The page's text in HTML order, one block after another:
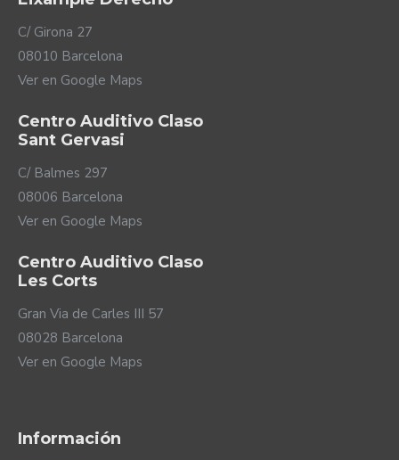
auriculares, ya sean cascos o de botón. La elección
sobre cómo te relacionas con tus dispositivos está
totalmente en tus manos.
Características:
Compatible con los procesadores Naída CI
Marvel y Sky CI Marvel.
Audición más natural aprovechando la forma de
tu oreja.
Puedes utilizar auriculares o llevarte el teléfono
C/ Girona 27
08010 Barcelona
Ver en Google Maps
Centro Auditivo Claso
Sant Gervasi
C/ Balmes 297
08006 Barcelona
Ver en Google Maps
Centro Auditivo Claso
Les Corts
Gran Via de Carles III 57
08028 Barcelona
Ver en Google Maps
Información